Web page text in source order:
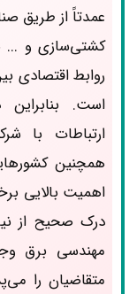
عمدتاً از طریق
کشتی‌سازی و ...
روابط اقتصادی
است.
ارتباطات با
همچنین
اهمیت بالایی
درک صحیح از
مهندسی برق
متقاضیان را